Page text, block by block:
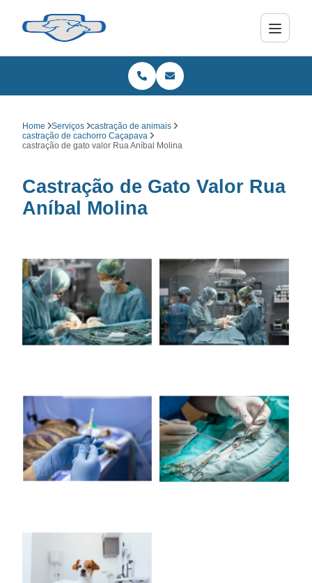
Home Serviços
castração de animais
castração de cachorro Caçapava
castração de gato valor Rua Aníbal Molina
Castração de Gato Valor Rua
Aníbal Molina